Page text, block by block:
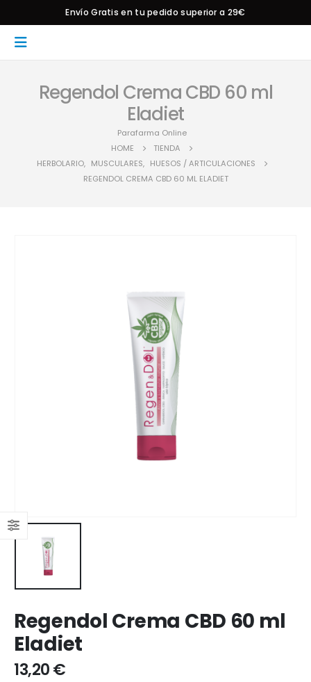
Envío Gratis en tu pedido superior a 29€
Regendol Crema CBD 60 ml
Eladiet
Parafarma Online
HOME
TIENDA
HERBOLARIO, MUSCULARES, HUESOS / ARTICULACIONES
REGENDOL CREMA CBD 60 ML ELADIET
Regendol Crema CBD 60 ml
Eladiet
13,20€